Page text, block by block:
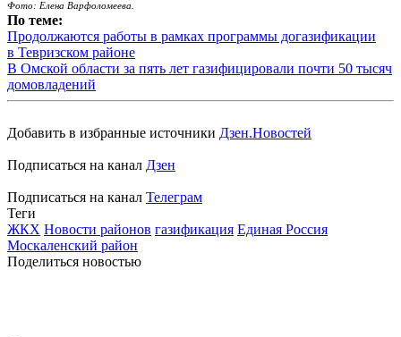
Фото: Елена Варфоломеева.
По теме:
Продолжаются работы в рамках программы догазификации
в Тевризском районе
В Омской области за пять лет газифицировали почти 50 тысяч
домовладений
Добавить в избранные источники Дзен.Новостей
Подписаться на канал Дзен
Подписаться на канал Телеграм
Теги
ЖКХ Новости районов газификация Единая Россия
Москаленский район
Поделиться новостью